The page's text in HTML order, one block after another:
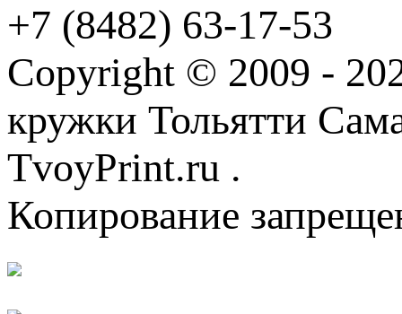
+7 (8482) 63-17-53
Copyright © 2009 -
кружки Тольятти
TvoyPrint.ru .
Копирование